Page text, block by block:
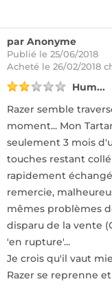
par Anonyme
Publié le 25/06/2018
Acheté le 26/02/2018
Hum...
Razer semble
moment... Mon
seulement 3 mois
touches restant
rapidement
remercie,
mêmes problèmes
disparu de la vente
'en rupture'...
Je crois qu'il vaut
Razer se reprenne